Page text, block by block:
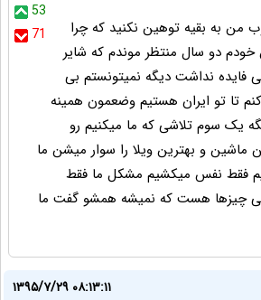
53
71
من به بقیه توهین نکنید که چرا
دو سال منتظر موندم که شایر
فایده نداشت دیگه نمیتونستم بی
تا تو ایران هستیم وضعمون همینه
یک سوم تلاشی که ما میکنیم رو
ماشین و بهترین ویلا را سوار میشن ما
ایم فقط نفس میکشیم مشکل ما فقط
چیزها هست که نمیشه همشو گفت ما
۱۳۹۵/۷/۲۹ ۰۸:۱۳:۱۱